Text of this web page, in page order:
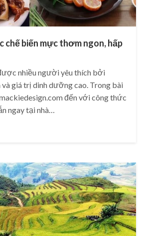
chế biến mực thơm ngon, hấp
nhiều người yêu thích bởi
giá trị dinh dưỡng cao. Trong bài
đến với công thức
ngay tại nhà…